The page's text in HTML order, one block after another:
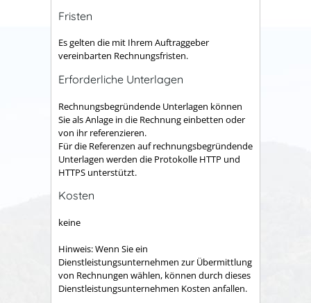
Fristen
Es gelten die mit Ihrem Auftraggeber
vereinbarten Rechnungsfristen.
Erforderliche Unterlagen
Rechnungsbegründende Unterlagen können
Sie als Anlage in die Rechnung einbetten oder
von ihr referenzieren.
Für die Referenzen auf rechnungsbegründende
Unterlagen werden die Protokolle HTTP und
HTTPS unterstützt.
Kosten
keine
Hinweis: Wenn Sie ein
Dienstleistungsunternehmen zur Übermittlung
von Rechnungen wählen, können durch dieses
Dienstleistungsunternehmen Kosten anfallen.